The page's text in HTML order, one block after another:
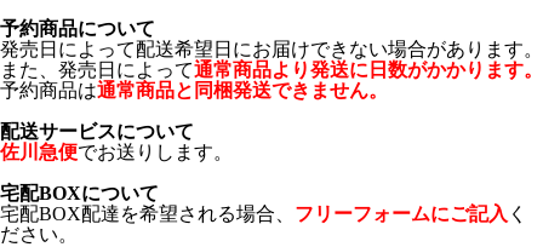
予約商品について
発売日によって配送希望日にお届けできない場合があります。
また、発売日によって通常商品より発送に日数がかかります。
予約商品は通常商品と同梱発送できません。
配送サービスについて
佐川急便でお送りします。
宅配BOXについて
宅配BOX配達を希望される場合、 フリーフォームにご記入 く
ださい。